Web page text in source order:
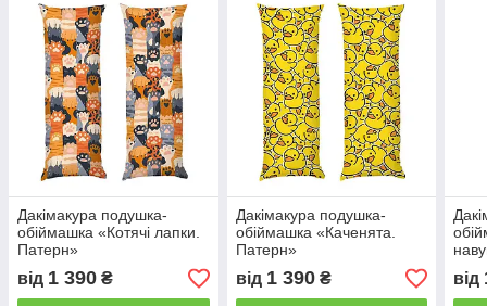
Дакімакура подушка-
обіймашка «Котячі лапки.
Патерн»
від 1 390 ₴
Дакімакура подушка-
обіймашка «Каченята.
Патерн»
від 1 390₴ від